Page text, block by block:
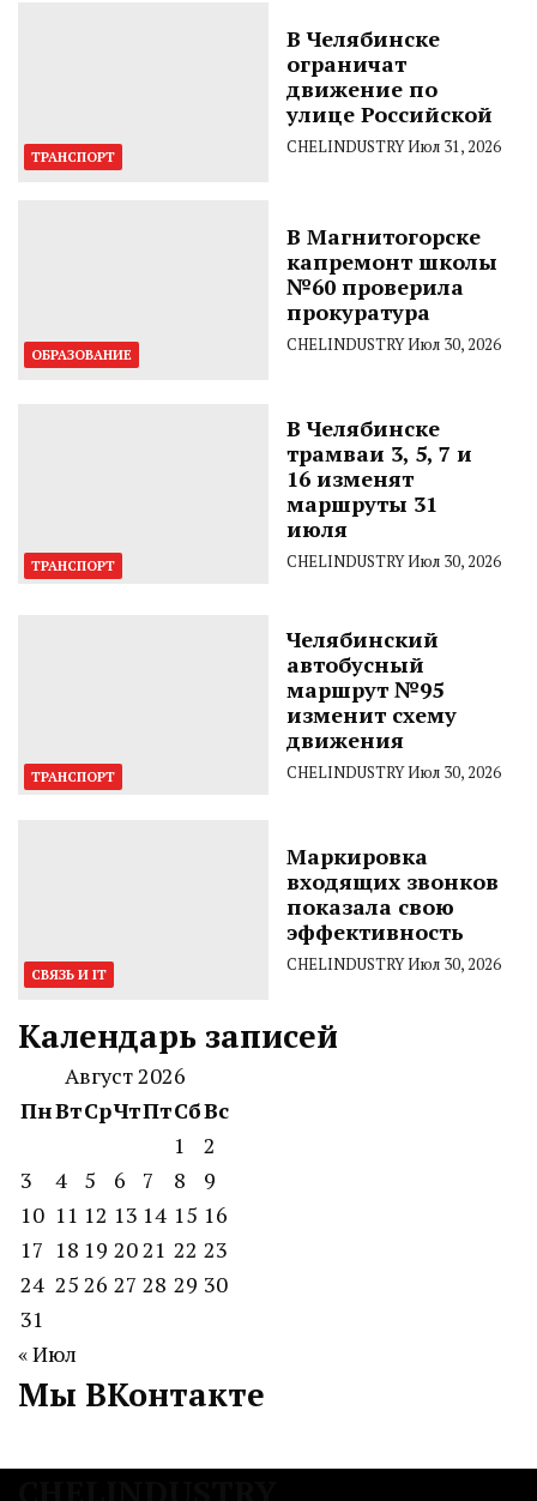
ТРАНСПОРТ
В Челябинске
ограничат
движение по
улице Российской
CHELINDUSTRYИюл 31, 2026
ОБРАЗОВАНИЕ
В Магнитогорске
капремонт школы
№60 проверила
прокуратура
CHELINDUSTRYИюл 30, 2026
ТРАНСПОРТ
В Челябинске
трамваи 3, 5, 7 и
16 изменят
маршруты 31
июля
CHELINDUSTRYИюл 30, 2026
ТРАНСПОРТ
Челябинский
автобусный
маршрут №95
изменит схему
движения
CHELINDUSTRYИюл 30, 2026
СВЯЗЬ И IT
Маркировка
входящих звонков
показала свою
эффективность
CHELINDUSTRYИюл 30, 2026
Календарь записей
Август 2026
ПнВтСрЧтПтСбВс
1
2
3
4 5 6 7 8
9
10 11 12 13 14 15 16
17 18 19 2021 22 23
24 25 26 27 28 29 30
31
« Июл
Мы ВКонтакте